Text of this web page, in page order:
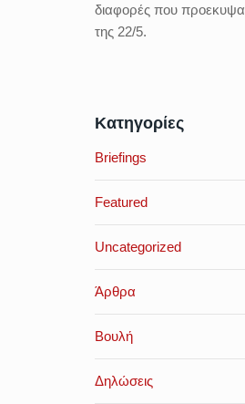
διαφορές που
της 22/5.
Κατηγορίες
Briefings
Featured
Uncategorized
Άρθρα
Βουλή
Δηλώσεις